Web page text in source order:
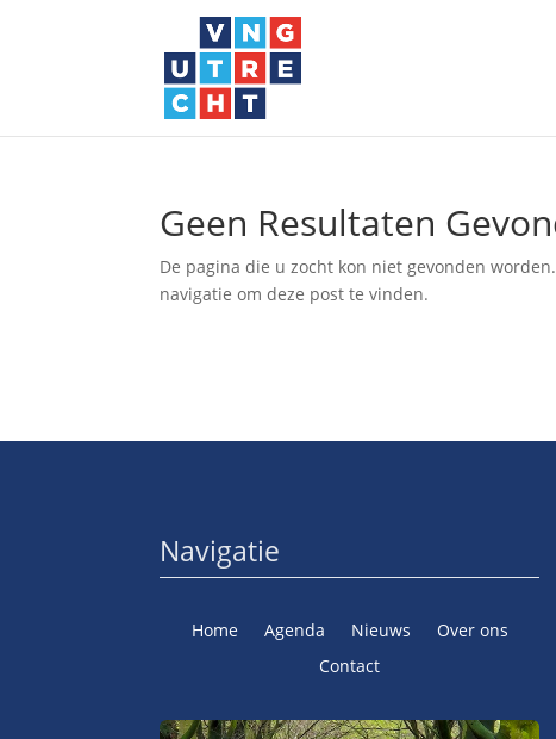
Geen Resultaten
De pagina die u zocht kon niet gevonden
navigatie om deze post te vinden.
Navigatie
Home Agenda Nieuws
Over ons
Contact